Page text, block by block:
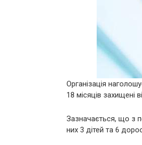
Організація
18 місяців захищені
Зазначається, що з
них 3 дітей та 6